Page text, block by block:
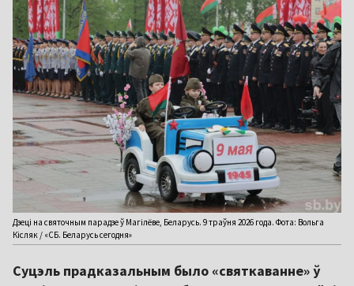
Дзеці на святочным парадзе ў Магілёве, Беларусь. 9 траўня 2026 года. Фота: Вольга
Кісляк / «СБ. Беларусь сегодня»
Суцэль прадказальным было «святкаванне» ў